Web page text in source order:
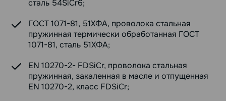
сталь 54SiCr6;
ГОСТ 1071-81, 51ХФА, проволока стальная
пружинная термически обработанная ГОСТ
1071-81, сталь 51ХФА;
EN 10270-2- FDSiCr, проволока стальная
пружинная, закаленная в масле и отпущенная
EN 10270-2, класс FDSiCr;